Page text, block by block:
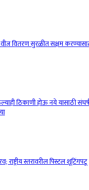
वितरण सुरळीत सक्षम
ठिकाणी होऊ नये यासाठी संघर्ष
राष्ट्रीय स्तरावरील पिस्टल शूटिंगपटू